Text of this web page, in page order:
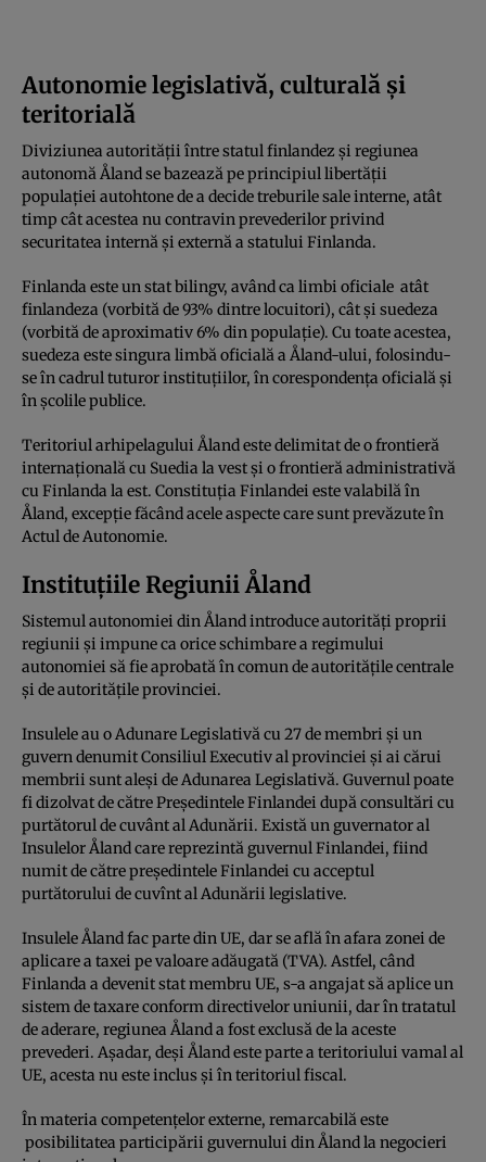
Autonomie legislativă, culturală şi
teritorială
Diviziunea autorităţii între statul finlandez şi regiunea
autonomă Åland se bazează pe principiul libertăţii
populaţiei autohtone de a decide treburile sale interne, atât
timp cât acestea nu contravin prevederilor privind
securitatea internă şi externă a statului Finlanda.
Finlanda este un stat bilingv, având ca limbi oficiale atât
finlandeza (vorbită de 93% dintre locuitori), cât şi suedeza
(vorbită de aproximativ 6% din populaţie). Cu toate acestea,
suedeza este singura limbă oficială a Åland-ului, folosindu-
se în cadrul tuturor instituţiilor, în corespondenţa oficială şi
în şcolile publice.
Teritoriul arhipelagului Åland este delimitat de o frontieră
internaţională cu Suedia la vest şi o frontieră administrativă
cu Finlanda la est. Constituţia Finlandei este valabilă în
Åland, excepţie făcând acele aspecte care sunt prevăzute în
Actul de Autonomie.
Instituţiile Regiunii Åland
Sistemul autonomiei din Åland introduce autorităţi proprii
regiunii şi impune ca orice schimbare a regimului
autonomiei să fie aprobată în comun de autorităţile centrale
şi de autorităţile provinciei.
Insulele au o Adunare Legislativă cu 27 de membri şi un
guvern denumit Consiliul Executiv al provinciei şi ai cărui
membrii sunt aleşi de Adunarea Legislativă. Guvernul poate
fi dizolvat de către Preşedintele Finlandei după consultări cu
purtătorul de cuvânt al Adunării. Există un guvernator al
Insulelor Åland care reprezintă guvernul Finlandei, fiind
numit de către preşedintele Finlandei cu acceptul
purtătorului de cuvînt al Adunării legislative.
Insulele Åland fac parte din UE, dar se află în afara zonei de
aplicare a taxei pe valoare adăugată (TVA). Astfel, când
Finlanda a devenit stat membru UE, s-a angajat să aplice un
sistem de taxare conform directivelor uniunii, dar în tratatul
de aderare, regiunea Åland a fost exclusă de la aceste
prevederi. Aşadar, deşi Åland este parte a teritoriului vamal al
UE, acesta nu este inclus şi în teritoriul fiscal.
În materia competenţelor externe, remarcabilă este
posibilitatea participării guvernului din Åland la negocieri